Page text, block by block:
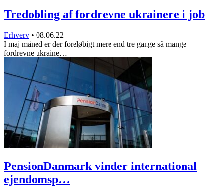
Tredobling af fordrevne ukrainere i job
Erhverv • 08.06.22
I maj måned er der foreløbigt mere end tre gange så mange
fordrevne ukraine…
PensionDanmark vinder international
ejendomsp…